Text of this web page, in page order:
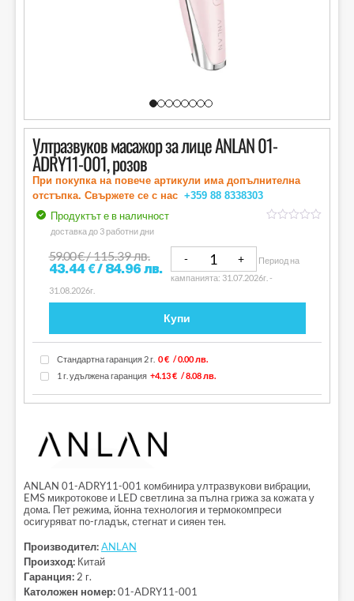
Ултразвуков масажор за лице ANLAN 01-
ADRY11-001, розов
При покупка на повече артикули има допълнителна
отстъпка. Свържете се с нас +359 88 8338303
Продуктът е в наличност
доставка до 3 работни дни
59.00€/ 115.39 лв.
43.44 €/ 84.96 лв.
Период на
кампанията: 31.07.2026г. -
31.08.2026г.
Купи
Стандартна гаранция 2 г. 0 € / 0.00 лв.
1 г. удължена гаранция +4.13 € / 8.08 лв.
ANLAN 01-ADRY11-001 комбинира ултразвукови вибрации,
EMS микротокове и LED светлина за пълна грижа за кожата у
дома. Пет режима, йонна технология и термокомпреси
осигуряват по-гладък, стегнат и сияен тен.
Производител:ANLAN
Произход: Китай
Гаранция: 2 г.
Католожен номер:01-ADRY11-001